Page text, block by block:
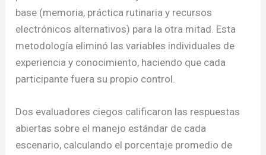
base (memoria, práctica rutinaria y recursos
electrónicos alternativos) para la otra mitad. Esta
metodología eliminó las variables individuales de
experiencia y conocimiento, haciendo que cada
participante fuera su propio control.
Dos evaluadores ciegos calificaron las respuestas
abiertas sobre el manejo estándar de cada
escenario, calculando el porcentaje promedio de